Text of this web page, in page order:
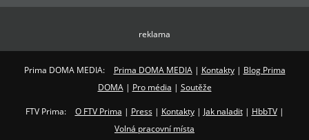
reklama
Prima DOMA MEDIA: Prima DOMA MEDIA| Kontakty| Blog Prima
DOMA| Pro média | Soutěže
FTV Prima: O FTV Prima | Press| Kontakty| Jak naladit| HbbTV|
Volná pracovní místa